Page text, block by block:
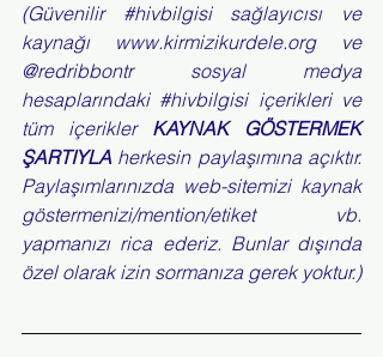
(Güvenilir #hivbilgisi sağlayıcısı ve
kaynağı www.kirmizikurdele.org ve
@redribbontr sosyal medya
hesaplarındaki #hivbilgisi içerikleri ve
tüm içerikler KAYNAK GÖSTERMEK
ŞARTIYLA herkesin paylaşımına açıktır.
Paylaşımlarınızda web-sitemizi kaynak
göstermenizi/mention/etiket vb.
yapmanızı rica ederiz. Bunlar dışında
özel olarak izin sormanıza gerek yoktur.)